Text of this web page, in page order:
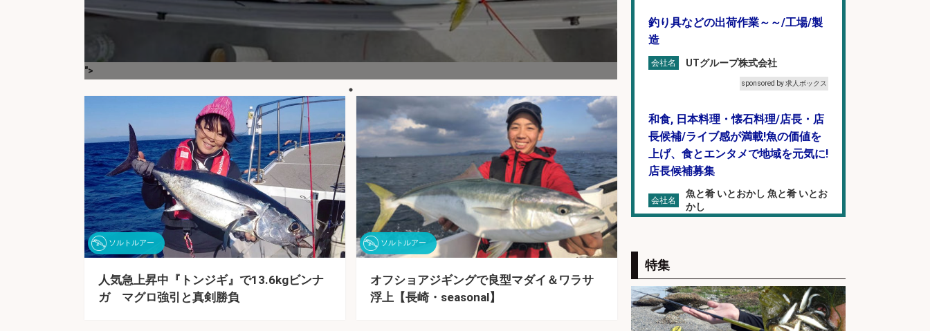
">
ソルトルアー
人気急上昇中『トンジギ』で13.6kgビンナ
ガ マグロ強引と真剣勝負
ソルトルアー
オフショアジギングで良型マダイ＆ワラサ
浮上【長崎・seasonal】
釣り具などの出荷作業～～/工場/製
造
会社名 UTグループ株式会社
sponsored by 求人ボックス
和食, 日本料理・懐石料理/店長・店
長候補/ライブ感が満載!魚の価値を
上げ、食とエンタメで地域を元気に!
店長候補募集
会社名
魚と肴 いとおかし 魚と肴 いとお
かし
未経験歓迎/釣り具メーカーでのル
ート営業/釣りや釣具などの知識必
須/残業なし
会社名 株式会社天龍
特集